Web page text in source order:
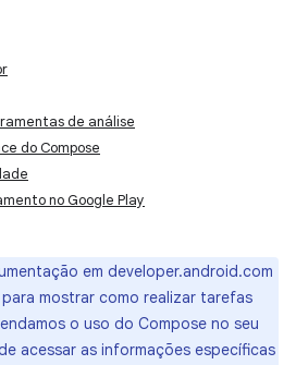
de análise
do Compose
no Google Play
em developer.android.com
mostrar como realizar tarefas
o uso do Compose no seu
acessar as informações específicas